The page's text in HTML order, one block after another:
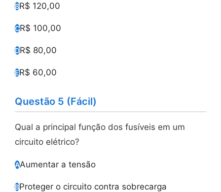
BR$ 120,00
CR$ 100,00
DR$ 80,00
ER$ 60,00
Questão 5 (Fácil)
Qual a principal função dos fusíveis em um
circuito elétrico?
AAumentar a tensão
BProteger o circuito contra sobrecarga